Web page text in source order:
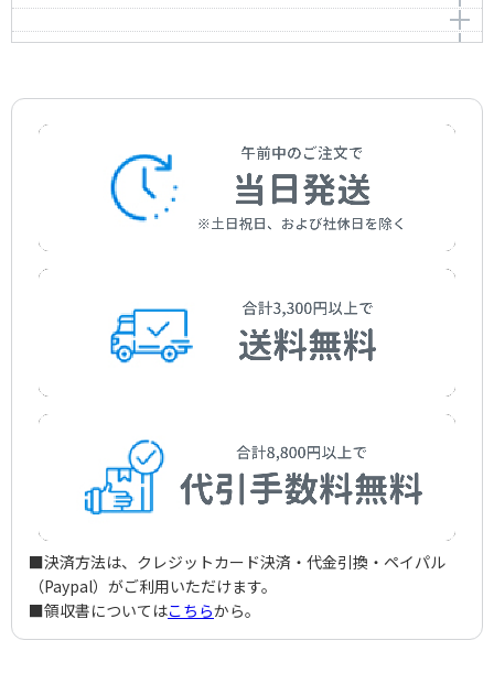
Hashimoto，Jun
作詞者：安井 かずみ
Yasui，Kazumi
The Carnabeats
作詞者：C.ホワイト／漣 健児
アーティスト：ザ・カーナビーツ
The Carnabeats
Kiyokawa，Seiichi
アーティスト：ザ・ジャガーズ
Kiyokawa，Seiichi
作曲者：喜多嶋 修
Kitajima，Osamu
恋のフーガ
作曲者：すぎやま こういち
The Peanuts
ガール・フレンド
橋本 淳
Hashimoto，Jun
Sugiyama，Kouichi
アーティスト：
作詞者：橋本 淳
Hashimoto，Jun
菅原房子／なかにし 礼
Sugawara，Fusako/Nakanishi，Rei
銀河のロマンス
作詞者：橋本 淳
Hashimoto，Jun
青い鳥
森本太郎
Morimoto，Taro
アーティスト：ザ・タイガース
The Tigers
作曲者：すぎやま こういち
Sugiyama，Kouichi
ヴィレッジ・シンガーズ
バラの恋人
作曲者：加瀬邦彦
Kase，Kunihiko
アーティスト：
Yasui，Kazumi
スワンの涙
筒美京平
アーティスト：
橋本 淳
Hashimoto，Jun
マドモアゼル・ブルース
The Jaguars
作詞者：橋本 淳
Hashimoto，Jun
グッド・ナイト・ベイビー
ザ・キング・トーンズ
The King Tones
作詞者：ひろ まなみ
Hirao，Masaaki
アーティスト：じゅん＆ネネ
Jun & Nene
恋の季節
いずみ たく
Izumi，Taku
アーティスト：ピンキーとキラーズ
小さなスナック
作曲者：今井 久
Imai，Hisashi
アーティスト：
Maki，Mieko
コモエスタ赤坂
作曲者：浅野和典
西山隆史
Nishiyama，Takashi
長崎は今日も雨だった
Hiroshi Uchiyamada and Cool Five
作詞者：永田貴子
Nagata，Takashi
ザ・ゴールデン・カップス
The Golden Cups
作詞者：なかにし 礼
Nakanishi，Rei
白いサンゴ礁
Murai，Kunihiko
アーティスト：ズー・ニー・ヴー
Zoo Nee Vu
悪魔がにくい
平田隆夫
Hirata，Takao
アーティスト：平田隆夫とセルスターズ
Takao Hirata and Cellstars
Hirata，Takao
恋のダイヤル6700
作曲者：井上忠夫
Inoue，Tadao
作詞者：阿久 悠
Aku，Yu
あなたに夢中
作曲者：森田公一
Morita，Koichi
アーティスト：
Candies
作詞者：山上路夫
Yamagami，Michio
青春時代
アーティスト：森田公一とトップ・ギャラン
Koichi Morita and Top Gallant
作詞者：阿久 悠
ハートのエースが出てこない
Morita，Koichi
アーティスト：キャンディーズ
Candies
作詞者：竜 真知子
■決済方法は、クレジットカード決済・代金引換・ペイパル
（Paypal）がご利用いただけます。
■領収書についてはこちらから。